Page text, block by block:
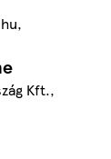
Kft.,